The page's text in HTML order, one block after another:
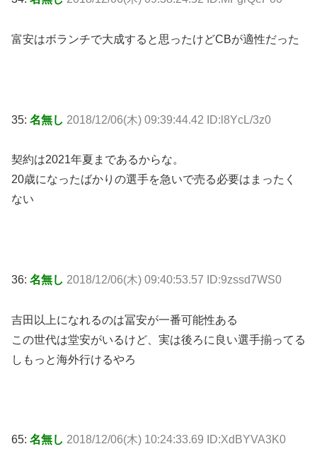
富安はボランチで大成すると思ったけどCBが適性だった
35: 名無し 2018/12/06(木) 09:39:44.42 ID:l8YcL/3z0
契約は2021年夏まであるからな。
20歳になったばかりの選手を急いで売る必要はまったく
ない
36: 名無し 2018/12/06(木) 09:40:53.57 ID:9zssd7WS0
吉田以上になれるのは冨安が一番可能性ある
この世代は堂安がいるけど、実は後ろに良い選手揃ってる
しもっと海外行けるやろ
65: 名無し 2018/12/06(木) 10:24:33.69 ID:XdBYVA3K0